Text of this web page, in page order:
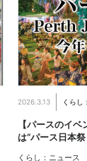
2026.3.13 くらし
【パースのイ
は“パース日本祭
くらし：ニュース